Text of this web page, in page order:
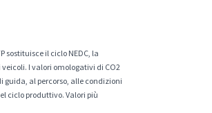
sostituisce il ciclo NEDC, la
I valori omologativi di CO2
guida, al percorso, alle condizioni
ciclo produttivo. Valori più